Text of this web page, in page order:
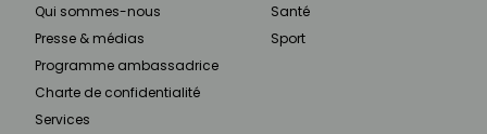
Qui sommes-nous
Presse & médias
Programme ambassadrice
Charte de confidentialité
Services
Santé
Sport